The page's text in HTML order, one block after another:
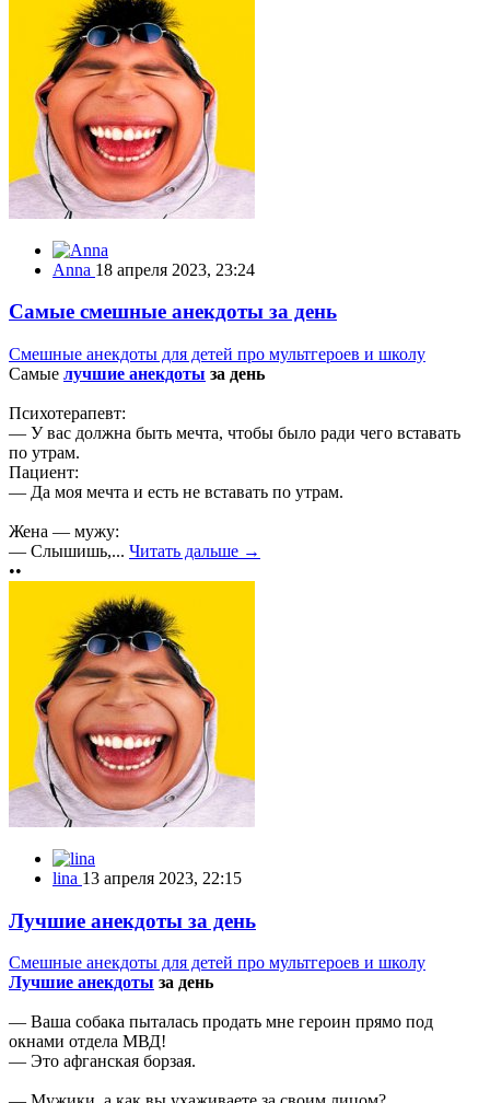
Anna 18 апреля 2023, 23:24
Самые смешные анекдоты за день
Смешные анекдоты для детей про мультгероев и школу
Самые лучшие анекдоты за день
Психотерапевт:
— У вас должна быть мечта, чтобы было ради чего вставать
по утрам.
Пациент:
— Да моя мечта и есть не вставать по утрам.
Жена — мужу:
— Слышишь,... Читать дальше →
••
lina 13 апреля 2023, 22:15
Лучшие анекдоты за день
Смешные анекдоты для детей про мультгероев и школу
Лучшие анекдоты за день
— Ваша собака пыталась продать мне героин прямо под
окнами отдела МВД!
— Это афганская борзая.